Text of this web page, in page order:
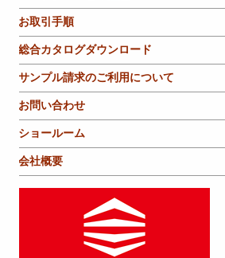
お取引手順
総合カタログダウンロード
サンプル請求のご利用について
お問い合わせ
ショールーム
会社概要